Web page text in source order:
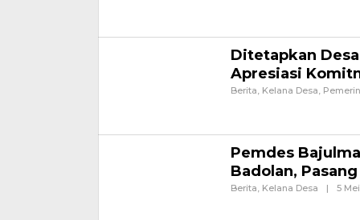
Ditetapkan
Apresiasi
Berita, Kelana Desa,
Pemdes
Badolan,
Berita, Kelana Desa | 5